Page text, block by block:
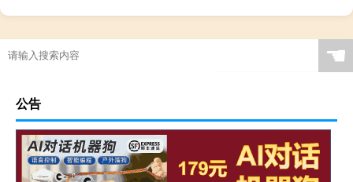
教育局匿名举报入口（昆明教育局官网）
☚
公告